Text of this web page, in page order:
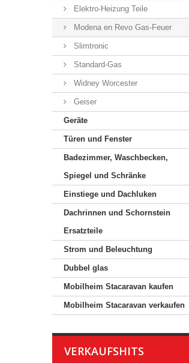
Elektro-Heizung Teile
Modena en Revo Gas-Feuer
Slimtronic
Standard-Gas
Widney Worcester
Geiser
Geräte
Türen und Fenster
Badezimmer, Waschbecken,
Spiegel und Schränke
Einstiege und Dachluken
Dachrinnen und Schornstein
Ersatzteile
Strom und Beleuchtung
Dubbel glas
Mobilheim Stacaravan kaufen
Mobilheim Stacaravan verkaufen
VERKAUFSHITS